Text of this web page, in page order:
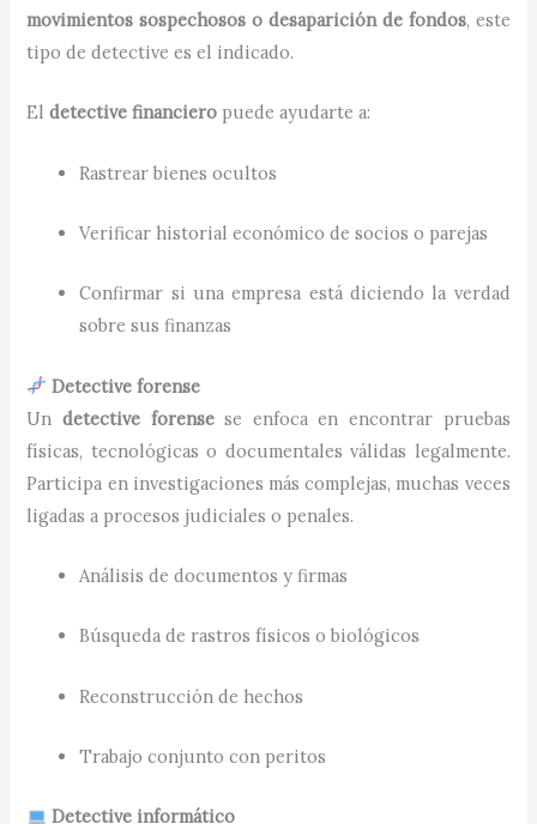
movimientos sospechosos o desaparición de fondos, este
tipo de detective es el indicado.
Eldetective financiero puede ayudarte a:
Rastrear bienes ocultos
Verificar historial económico de socios o parejas
Confirmar si una empresa está diciendo la verdad
sobre sus finanzas
Detective forense
Undetective forensese enfoca en encontrar pruebas
físicas, tecnológicas o documentales válidas legalmente.
Participa en investigaciones más complejas, muchas veces
ligadas a procesos judiciales o penales.
Análisis de documentos y firmas
Búsqueda de rastros físicos o biológicos
Reconstrucción de hechos
Trabajo conjunto con peritos
Detective informático